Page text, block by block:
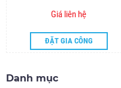
Giá liên hệ
ĐẶT GIA CÔNG
Danh mục